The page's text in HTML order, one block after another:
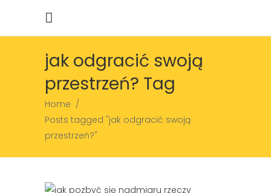
jak odgracić swoją
przestrzeń? Tag
Home /
Posts tagged "jak odgracić swoją
przestrzeń?"